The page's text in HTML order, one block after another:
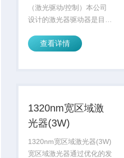
（激光驱动/控制）本公司
设计的激光器驱动器是目前
动技术。具有输出电流大、
抗干扰能力强等优点，同时
查看详情
1320nm宽区域激
光器(3W)
1320nm宽区域激光器(3W)
宽区域激光器通过优化的发